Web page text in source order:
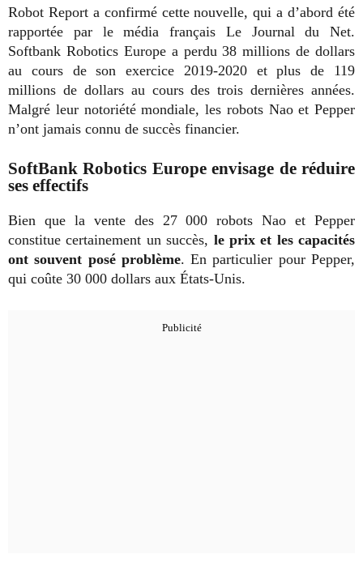
Robot Report a confirmé cette nouvelle, qui a d’abord été
rapportée par le média français Le Journal du Net.
Softbank Robotics Europe a perdu 38 millions de dollars
au cours de son exercice 2019-2020 et plus de 119
millions de dollars au cours des trois dernières années.
Malgré leur notoriété mondiale, les robots Nao et Pepper
n’ont jamais connu de succès financier.
SoftBank Robotics Europe envisage de réduire
ses effectifs
Bien que la vente des 27 000 robots Nao et Pepper
constitue certainement un succès, le prix et les capacités
ont souvent posé problème. En particulier pour Pepper,
qui coûte 30 000 dollars aux États-Unis.